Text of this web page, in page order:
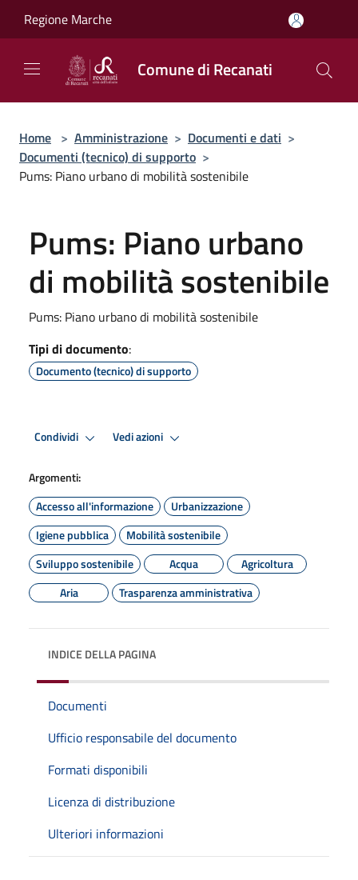
Regione Marche
Comune di Recanati
Home > Amministrazione > Documenti e dati >
Documenti (tecnico) di supporto >
Pums: Piano urbano di mobilità sostenibile
Pums: Piano urbano
di mobilità sostenibile
Pums: Piano urbano di mobilità sostenibile
Tipi di documento:
Documento (tecnico) di supporto
Condividi Vedi azioni
Argomenti:
Accesso all'informazione
Urbanizzazione
Igiene pubblica
Mobilità sostenibile
Sviluppo sostenibile
Acqua
Agricoltura
Aria
Trasparenza amministrativa
INDICE DELLA PAGINA
Documenti
Ufficio responsabile del documento
Formati disponibili
Licenza di distribuzione
Ulteriori informazioni